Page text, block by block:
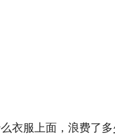
衣服上面，浪费了多